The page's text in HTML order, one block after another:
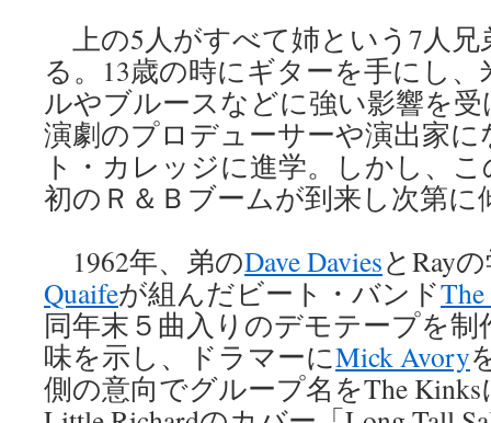
上の5人がすべて姉という7人兄
る。13歳の時にギターを手にし
ルやブルースなどに強い影響を
演劇のプロデューサーや演出家
ト・カレッジに進学。しかし、
初のＲ＆Ｂブームが到来し次第に
1962年、弟のDave DaviesとRay
Quaifeが組んだビート・バンドThe
同年末５曲入りのデモテープを制
味を示し、ドラマーにMick Avory
側の意向でグループ名をThe